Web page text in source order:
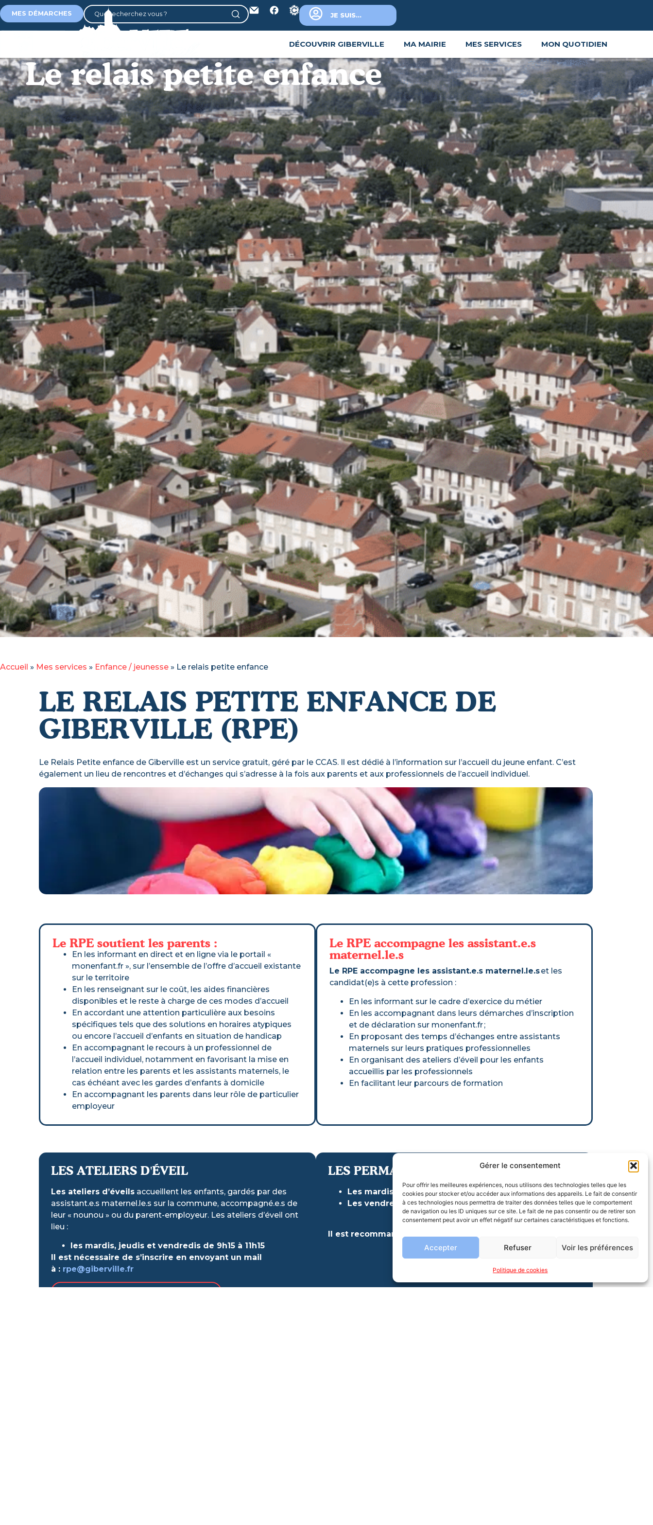
Gérer le consentement
Pour offrir les meilleures expériences, nous utilisons des technologies telles que les
cookies pour stocker et/ou accéder aux informations des appareils. Le fait de consentir
à ces technologies nous permettra de traiter des données telles que le comportement
de navigation ou les ID uniques sur ce site. Le fait de ne pas consentir ou de retirer son
consentement peut avoir un effet négatif sur certaines caractéristiques et fonctions.
Accepter Refuser Voir les préférences
Politique de cookies
MES DÉMARCHES JE SUIS...
DÉCOUVRIR GIBERVILLE MA MAIRIE MES SERVICES MON QUOTIDIEN
Le relais petite enfance
Accueil » Mes services » Enfance / jeunesse » Le relais petite enfance
LE RELAIS PETITE ENFANCE DE
GIBERVILLE (RPE)
Le Relais Petite enfance de Giberville est un service gratuit, géré par le CCAS. Il est dédié à l’information sur l’accueil du jeune enfant. C’est
également un lieu de rencontres et d’échanges qui s’adresse à la fois aux parents et aux professionnels de l’accueil individuel.
Le RPE soutient les parents :
En les informant en direct et en ligne via le portail «
monenfant.fr », sur l’ensemble de l’offre d’accueil existante
sur le territoire
En les renseignant sur le coût, les aides financières
disponibles et le reste à charge de ces modes d’accueil
En accordant une attention particulière aux besoins
spécifiques tels que des solutions en horaires atypiques
ou encore l’accueil d’enfants en situation de handicap
En accompagnant le recours à un professionnel de
l’accueil individuel, notamment en favorisant la mise en
relation entre les parents et les assistants maternels, le
cas échéant avec les gardes d’enfants à domicile
En accompagnant les parents dans leur rôle de particulier
employeur
Le RPE accompagne les assistant.e.s
maternel.le.s
Le RPE accompagne les assistant.e.s maternel.le.set les
candidat(e)s à cette profession :
En les informant sur le cadre d’exercice du métier
En les accompagnant dans leurs démarches d’inscription
et de déclaration sur monenfant.fr ;
En proposant des temps d’échanges entre assistants
maternels sur leurs pratiques professionnelles
En organisant des ateliers d’éveil pour les enfants
accueillis par les professionnels
En facilitant leur parcours de formation
LES ATELIERS D'ÉVEIL
Les ateliers d’éveils accueillent les enfants, gardés par des
assistant.e.s maternel.le.s sur la commune, accompagné.e.s de
leur « nounou » ou du parent-employeur. Les ateliers d’éveil ont
lieu :
les mardis, jeudis et vendredis de 9h15 à 11h15
Il est nécessaire de s’inscrire en envoyant un mail
à : rpe@giberville.fr
LES PERMANENCES ADMINISTRATIVES
Les mardis de 13h30 à 17h30
Les vendredis de 13h30 à 17h15
Il est recommandé de prendre rendez-vous.